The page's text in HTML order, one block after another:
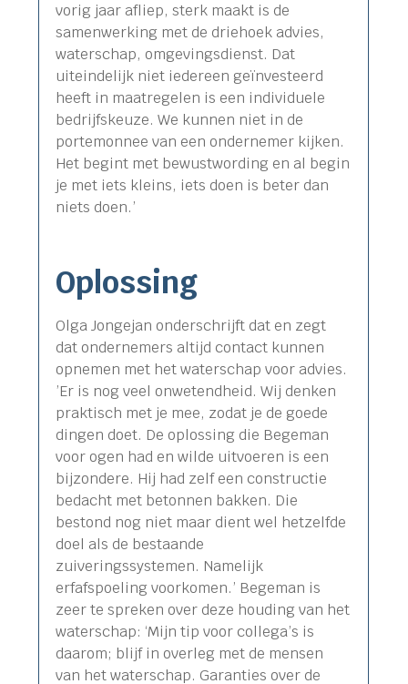
vorig jaar afliep, sterk maakt is de
samenwerking met de driehoek advies,
waterschap, omgevingsdienst. Dat
uiteindelijk niet iedereen geïnvesteerd
heeft in maatregelen is een individuele
bedrijfskeuze. We kunnen niet in de
portemonnee van een ondernemer kijken.
Het begint met bewustwording en al begin
je met iets kleins, iets doen is beter dan
niets doen.’
Oplossing
Olga Jongejan onderschrijft dat en zegt
dat ondernemers altijd contact kunnen
opnemen met het waterschap voor advies.
’Er is nog veel onwetendheid. Wij denken
praktisch met je mee, zodat je de goede
dingen doet. De oplossing die Begeman
voor ogen had en wilde uitvoeren is een
bijzondere. Hij had zelf een constructie
bedacht met betonnen bakken. Die
bestond nog niet maar dient wel hetzelfde
doel als de bestaande
zuiveringssystemen. Namelijk
erfafspoeling voorkomen.’ Begeman is
zeer te spreken over deze houding van het
waterschap: ‘Mijn tip voor collega’s is
daarom; blijf in overleg met de mensen
van het waterschap. Garanties over de